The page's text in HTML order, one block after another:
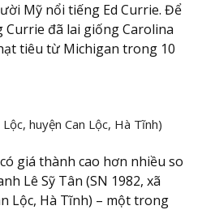
Mỹ nổi tiếng Ed Currie. Để
Currie đã lai giống Carolina
tiêu từ Michigan trong 10
huyện Can Lộc, Hà Tĩnh)
giá thành cao hơn nhiều so
Lê Sỹ Tân (SN 1982, xã
Lộc, Hà Tĩnh) – một trong